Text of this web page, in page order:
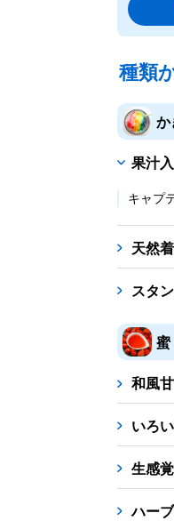
練乳・コ
ブロック
台湾か
フレーバ
カップ
紙カップ
フロー
シロップ
備品
蜜かけシ
シロップ
ドリン
種類
か
果汁
キャプ
天然
スタ
蜜
和風
いろ
生感
ハー